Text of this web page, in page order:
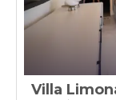
Villa